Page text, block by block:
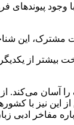
و تعاملات رو به‌ گسترش ۲ کشور در
مشترک، این
پس از پخش سریال «پایتخت ۷» اشاره کرد و
آسان می‌کند.
نیز با
مفاخر ادبی